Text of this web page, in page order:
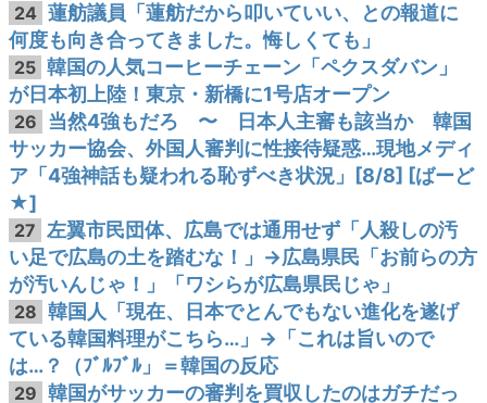
24 蓮舫議員「蓮舫だから叩いていい、との報道に
何度も向き合ってきました。悔しくても」
25 韓国の人気コーヒーチェーン「ペクスダバン」
が日本初上陸！東京・新橋に1号店オープン
26 当然4強もだろ 〜 日本人主審も該当か 韓国
サッカー協会、外国人審判に性接待疑惑…現地メディ
ア「4強神話も疑われる恥ずべき状況」[8/8] [ばーど
★]
27 左翼市民団体、広島では通用せず「人殺しの汚
い足で広島の土を踏むな！」→広島県民「お前らの方
が汚いんじゃ！」「ワシらが広島県民じゃ」
28 韓国人「現在、日本でとんでもない進化を遂げ
ている韓国料理がこちら…」→「これは旨いので
は…？（ﾌﾞﾙﾌﾞﾙ」＝韓国の反応
29 韓国がサッカーの審判を買収したのはガチだっ